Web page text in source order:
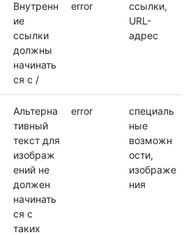
Внутренн
ие
ссылки
должны
начинать
ся с /
error
ссылки,
URL-
адрес
Альтерна
тивный
текст для
изображ
ений не
должен
начинать
ся с
таких
error
специаль
ные
возможн
ости,
изображе
ния